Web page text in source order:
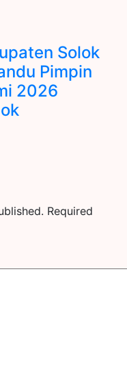
Solok
Pimpin
2026
Required